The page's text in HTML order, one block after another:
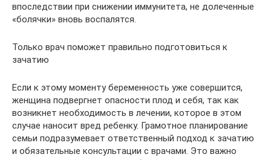
впоследствии при снижении иммунитета, не долеченные
«болячки» вновь воспалятся.
Только врач поможет правильно подготовиться к
зачатию
Если к этому моменту беременность уже совершится,
женщина подвергнет опасности плод и себя, так как
возникнет необходимость в лечении, которое в этом
случае наносит вред ребенку. Грамотное планирование
семьи подразумевает ответственный подход к зачатию
и обязательные консультации с врачами. Это важно